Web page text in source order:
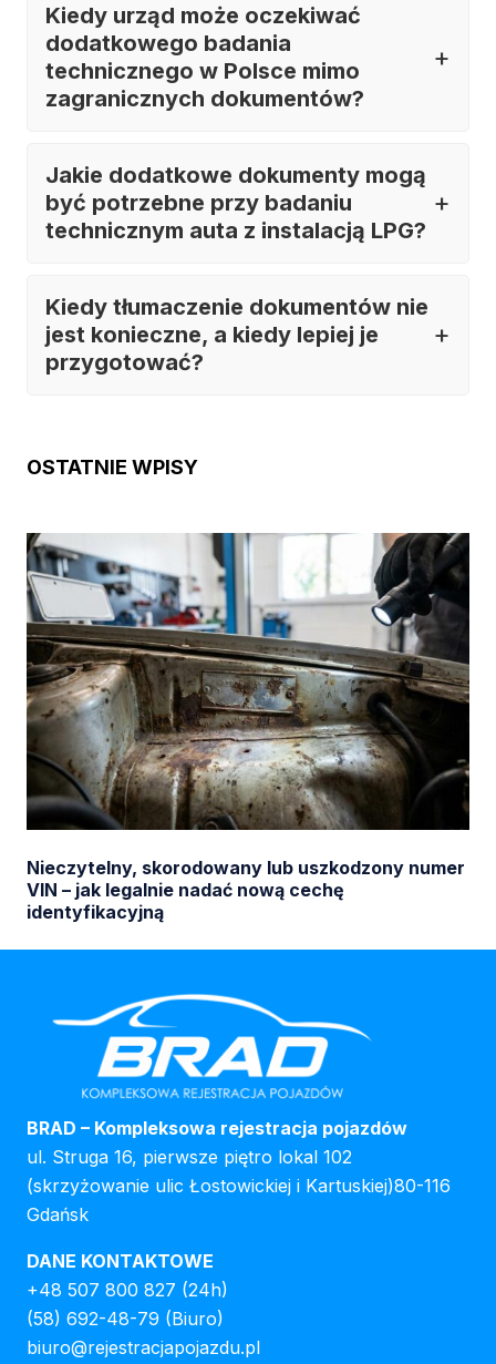
Kiedy urząd może oczekiwać
dodatkowego badania
technicznego w Polsce mimo
zagranicznych dokumentów?
Jakie dodatkowe dokumenty mogą
być potrzebne przy badaniu
technicznym auta z instalacją LPG?
Kiedy tłumaczenie dokumentów nie
jest konieczne, a kiedy lepiej je
przygotować?
OSTATNIE WPISY
Auto ze statusem „Junk”, „Parts Only” albo
„Certificate of Destruction” – czy można je
zarejestrować w Polsce
BRAD – Kompleksowa rejestracja pojazdów
ul. Struga 16, pierwsze piętro lokal 102
(skrzyżowanie ulic Łostowickiej i Kartuskiej)80-116
Gdańsk
DANE KONTAKTOWE
+48 507 800 827 (24h)
(58) 692-48-79 (Biuro)
biuro@rejestracjapojazdu.pl